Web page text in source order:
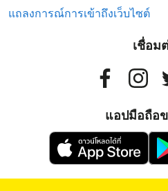
แถลงการณ์การเข้าถึงเว็บไซต์
เชื่อม
แอปมือถือ